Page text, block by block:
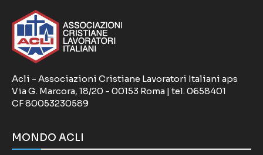
Acli - Associazioni Cristiane Lavoratori Italiani aps
Via G. Marcora, 18/20 - 00153 Roma | tel. 0658401
CF 80053230589
MONDO ACLI